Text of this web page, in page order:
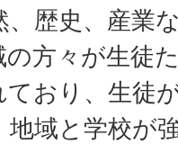
、歴史、産業
方々が生徒
おり、生徒
地域と学校が